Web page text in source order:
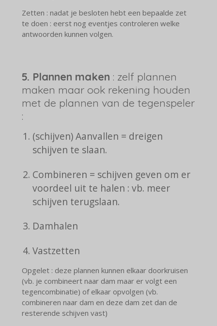
Zetten : nadat je besloten hebt een bepaalde zet
te doen : eerst nog eventjes controleren welke
antwoorden kunnen volgen.
5. Plannen maken : zelf plannen
maken maar ook rekening houden
met de plannen van de tegenspeler
:
(schijven) Aanvallen = dreigen
schijven te slaan.
Combineren = schijven geven om er
voordeel uit te halen : vb. meer
schijven terugslaan.
Damhalen
Vastzetten
Opgelet : deze plannen kunnen elkaar doorkruisen
(vb. je combineert naar dam maar er volgt een
tegencombinatie) of elkaar opvolgen (vb.
combineren naar dam en deze dam zet dan de
resterende schijven vast)